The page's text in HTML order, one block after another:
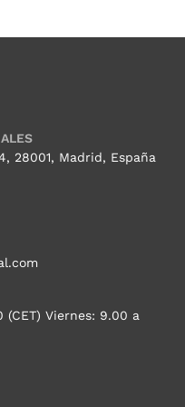
28001, Madrid, España
(CET) Viernes: 9.00 a